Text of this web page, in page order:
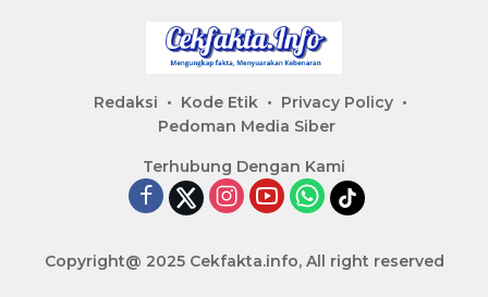
Redaksi Kode Etik
Privacy Policy
Pedoman Media Siber
Terhubung Dengan Kami
Copyright@ 2025 Cekfakta.info, All right reserved